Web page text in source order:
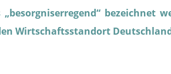
bezeichnet
Wirtschaftsstandort